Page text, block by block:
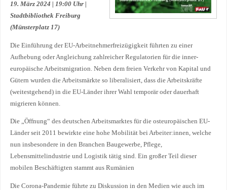
19. März 2024 | 19:00 Uhr |
Stadtbibliothek Freiburg
(Münsterplatz 17)
Die Einführung der EU-Arbeitnehmerfreizügigkeit führten zu einer
Aufhebung oder Angleichung zahlreicher Regulatorien für die inner-
europäische Arbeitsmigration. Neben dem freien Verkehr von Kapital und
Gütern wurden die Arbeitsmärkte so liberalisiert, dass die Arbeitskräfte
(weitestgehend) in die EU-Länder ihrer Wahl temporär oder dauerhaft
migrieren können.
Die „Öffnung“ des deutschen Arbeitsmarktes für die osteuropäischen EU-
Länder seit 2011 bewirkte eine hohe Mobilität bei Arbeiter:innen, welche
nun insbesondere in den Branchen Baugewerbe, Pflege,
Lebensmittelindustrie und Logistik tätig sind. Ein großer Teil dieser
mobilen Beschäftigten stammt aus Rumänien
Die Corona-Pandemie führte zu Diskussion in den Medien wie auch im